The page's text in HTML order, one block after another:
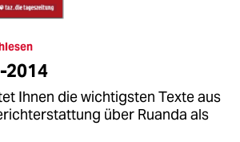
2014
Ihnen die wichtigsten Texte aus
über Ruanda als